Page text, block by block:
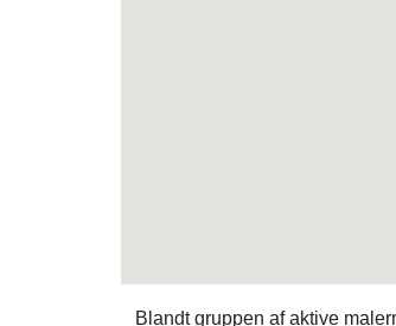
Blandt gruppen af aktive